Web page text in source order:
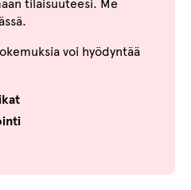
tilaisuuteesi. Me
voi hyödyntää